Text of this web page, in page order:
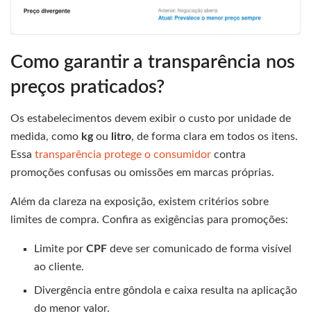
Como garantir a transparência nos
preços praticados?
Os estabelecimentos devem exibir o custo por unidade de
medida, como kgou litro, de forma clara em todos os itens.
Essa transparência protege o consumidor contra
promoções confusas ou omissões em marcas próprias.
Além da clareza na exposição, existem critérios sobre
limites de compra. Confira as exigências para promoções:
Limite porCPF deve ser comunicado de forma visível
ao cliente.
Divergência entre gôndola e caixa resulta na aplicação
do menor valor.